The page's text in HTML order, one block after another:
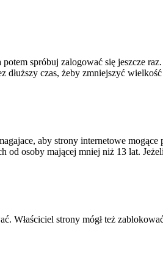
spróbuj zalogować się jeszcze
czas, żeby zmniejszyć wielkość
aby strony internetowe mogące
osoby mającej mniej niż 13 lat.
Właściciel strony mógł też